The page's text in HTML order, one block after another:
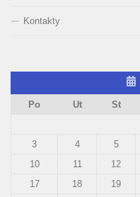
Kontakty
Po
Ut St
3
4 5
10
11 12
17
18 19